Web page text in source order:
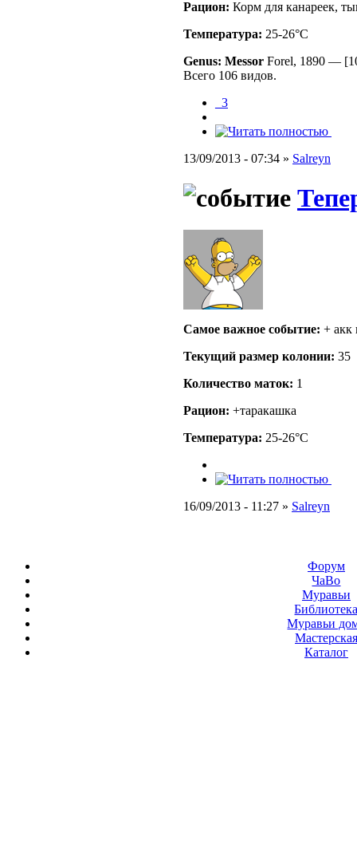
Рацион: Корм для канареек,
Температура: 25-26°C
Genus: Messor Forel, 1890 —
Всего 106 видов.
_3
13/09/2013 - 07:34 » Salreyn
Самое важное событие: + акк
Текущий размер кoлонии: 35
Количество маток: 1
Рацион: +таракашка
Температура: 25-26°C
16/09/2013 - 11:27 » Salreyn
Форум
ЧаВо
Муравьи
Муравьи
Мастерская
Каталог